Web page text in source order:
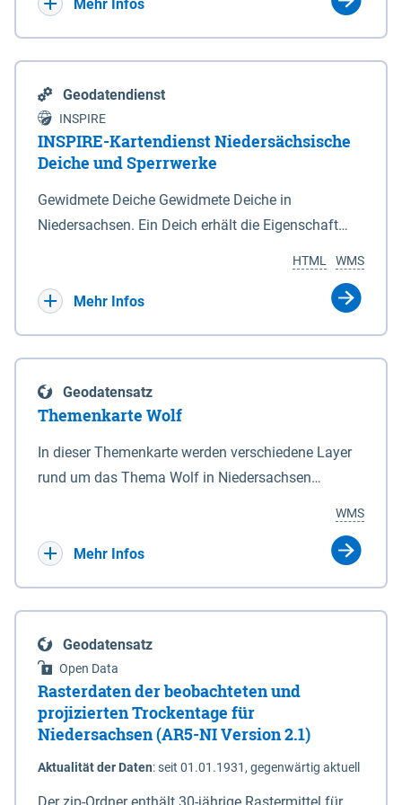
Mehr Infos
Geodatendienst
INSPIRE
INSPIRE-Kartendienst Niedersächsische
Deiche und Sperrwerke
Gewidmete Deiche Gewidmete Deiche in
Niedersachsen. Ein Deich erhält die Eigenschaft
Deichbehörde durch Verordnung ausspricht. Für
enthalten. Sperrwerke Sperrwerke sind Bauwerke
mit Sperrvorrichtungen in Tidegewässern, die dem
Schutz eines Gebietes vor erhöhten Tiden, vor allem
vor Sturmfluten, zu dienen bestimmt sind (§2 Abs.3
Eigenschaft eines Sperrwerkes durch Widmung, die
die Deichbehörde durch Verordnung ausspricht.
WMS
HTML
Mehr Infos
Geodatensatz
Themenkarte Wolf
In dieser Themenkarte werden verschiedene Layer
rund um das Thema Wolf in Niedersachsen
sowie Status der bestehenden Wolfsterritorien im
laufenden Monitoringjahr.
WMS
Mehr Infos
Geodatensatz
Open Data
Rasterdaten der beobachteten und
projizierten Trockentage für
Niedersachsen (AR5-NI Version 2.1)
Aktualität der Daten:seit 01.01.1931, gegenwärtig aktuell